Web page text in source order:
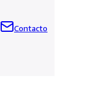
Contacto